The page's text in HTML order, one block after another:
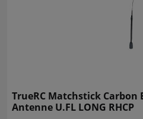
TrueRC Matchstick Carbon
Antenne U.FL LONG RHCP